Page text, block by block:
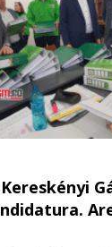
Kereskényi